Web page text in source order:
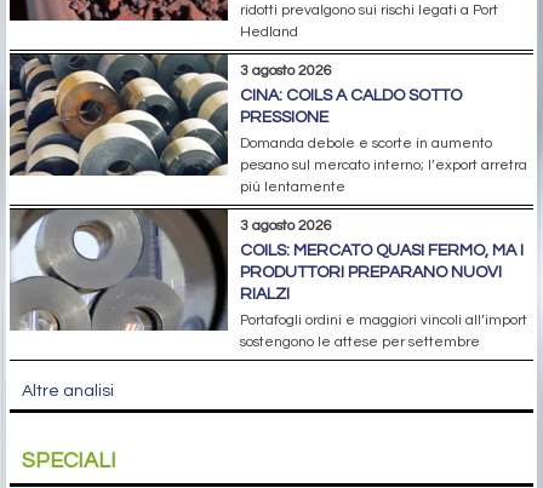
ridotti prevalgono sui rischi legati a Port
Hedland
3 agosto 2026
CINA: COILS A CALDO SOTTO
PRESSIONE
Domanda debole e scorte in aumento
pesano sul mercato interno; l’export arretra
più lentamente
3 agosto 2026
COILS: MERCATO QUASI FERMO, MA I
PRODUTTORI PREPARANO NUOVI
RIALZI
Portafogli ordini e maggiori vincoli all’import
sostengono le attese per settembre
Altre analisi
SPECIALI